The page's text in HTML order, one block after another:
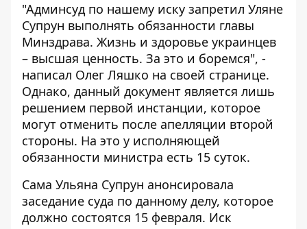
"Админсуд по нашему иску запретил Уляне
Супрун выполнять обязанности главы
Минздрава. Жизнь и здоровье украинцев
– высшая ценность. За это и боремся", -
написал Олег Ляшко на своей странице.
Однако, данный документ является лишь
решением первой инстанции, которое
могут отменить после апелляции второй
стороны. На это у исполняющей
обязанности министра есть 15 суток.
Сама Ульяна Супрун анонсировала
заседание суда по данному делу, которое
должно состоятся 15 февраля. Иск